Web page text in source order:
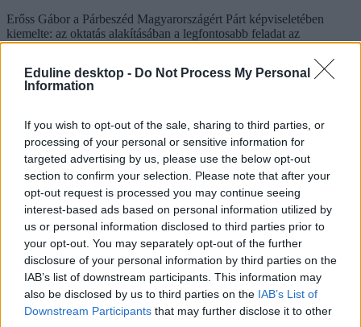
Eduline desktop - Do Not Process My Personal
Information
If you wish to opt-out of the sale, sharing to third parties, or
processing of your personal or sensitive information for
targeted advertising by us, please use the below opt-out
section to confirm your selection. Please note that after your
opt-out request is processed you may continue seeing
interest-based ads based on personal information utilized by
us or personal information disclosed to third parties prior to
your opt-out. You may separately opt-out of the further
disclosure of your personal information by third parties on the
IAB’s list of downstream participants. This information may
also be disclosed by us to third parties on the IAB’s List of
Downstream Participants that may further disclose it to other
Erőss Gábor a Párbeszéd Magyarországért Párt képviseletében
kiemelte: az oktatás alakításában a legfontosabb feladat az
esélyteremtés, ennek kell mindent meghatároznia. Az esélyteremtő
oktatási rendszernek komoly költségvonzata van, ezért az anyagi
alapok megteremtése is fontos - mutatott rá.
részéről hangsúlyozta: a jelenlegi megmozdulásokból az látszik,
hogy "az elmúlt 20 év demokratákat nevelt fel, akik tudják, mi a
dolguk".
A kerekasztal-beszélgetés résztvevői az esemény végén
nyilatkozatot írtak alá, amelyben tíz alapelvet rögzítettek. Egyebek
mellett azt fogalmazták meg, hogy stabil, minőségre ösztönző
finanszírozásra, független minőségértékelésre, az oktatáspolitika
nyílt alakítására, stratégiai fejlesztéspolitikára, világnézeti
semlegességre és megbecsült, szakmailag felkészült pedagógusokra
van szükség az oktatásban.
Hiller István
LMP